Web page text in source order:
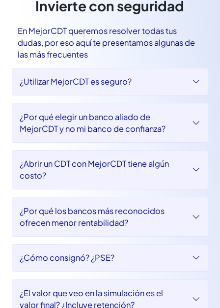
Invierte con seguridad
En MejorCDT queremos resolver todas tus
dudas, por eso aquí te presentamos algunas de
las más frecuentes
¿Utilizar MejorCDT es seguro?
¿Por qué elegir un banco aliado de
MejorCDT y no mi banco de confianza?
¿Abrir un CDT con MejorCDT tiene algún
costo?
¿Por qué los bancos más reconocidos
ofrecen menor rentabilidad?